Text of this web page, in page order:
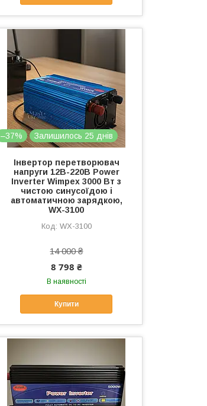
–37% Залишилось 25 днів
Інвертор перетворювач
напруги 12В-220В Power
Inverter Wimpex 3000 Вт з
чистою синусоїдою і
автоматичною зарядкою,
WX-3100
WX-3100
14 000 ₴
8 798 ₴
В наявності
Купити